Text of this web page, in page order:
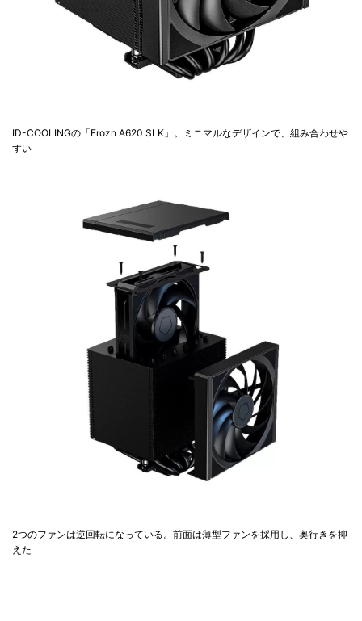
ID-COOLINGの「Frozn A620 SLK」。ミニマルなデザインで、組み合わせや
すい
2つのファンは逆回転になっている。前面は薄型ファンを採用し、奥行きを抑
えた